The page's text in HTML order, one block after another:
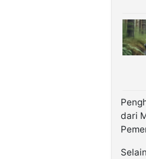
dari